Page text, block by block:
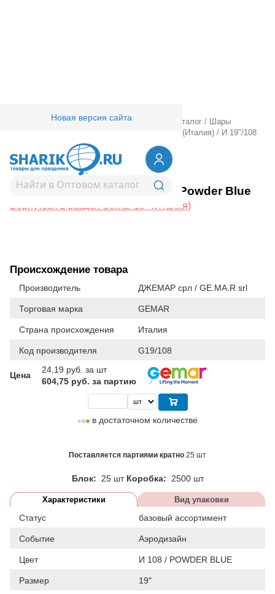
Новая версия сайта
Товары для праздника/ Оптовый каталог /
Шары
Gemar 18" (Италия) / И 19"/108
Пастель Powder Blue
1102-3057И 19"/108 Пастель Powder Blue
Вернуться в раздел Gemar 18" (Италия)
Происхождение товара
Производитель ДЖЕМАР срл / GE.MA.R srl
Торговая марка GEMAR
Страна происхождения Италия
Код производителя G19/108
Цена
24,19 руб. за шт
604,75 руб. за партию
в достаточном количестве
Поставляется партиями кратно 25 шт
Блок: 25 шт Коробка: 2500 шт
Характеристики Вид упаковки
Статус базовый ассортимент
Событие Аэродизайн
Цвет И 108 / POWDER BLUE
Размер 19"